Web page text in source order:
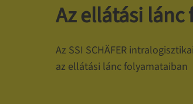
Az ellátási
Az SSI SCHÄFER
az ellátási lánc folyamataiban